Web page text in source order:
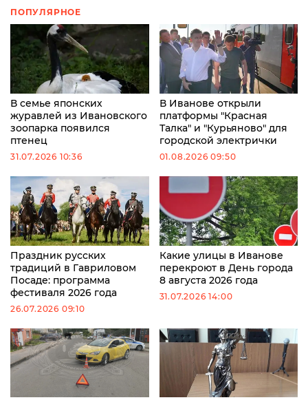
ПОПУЛЯРНОЕ
В семье японских
журавлей из Ивановского
зоопарка появился
птенец
31.07.2026 10:36
В Иванове открыли
платформы "Красная
Талка" и "Курьяново" для
городской электрички
01.08.2026 09:50
Праздник русских
традиций в Гавриловом
Посаде: программа
фестиваля 2026 года
26.07.2026 09:10
Какие улицы в Иванове
перекроют в День города
8 августа 2026 года
31.07.2026 14:00